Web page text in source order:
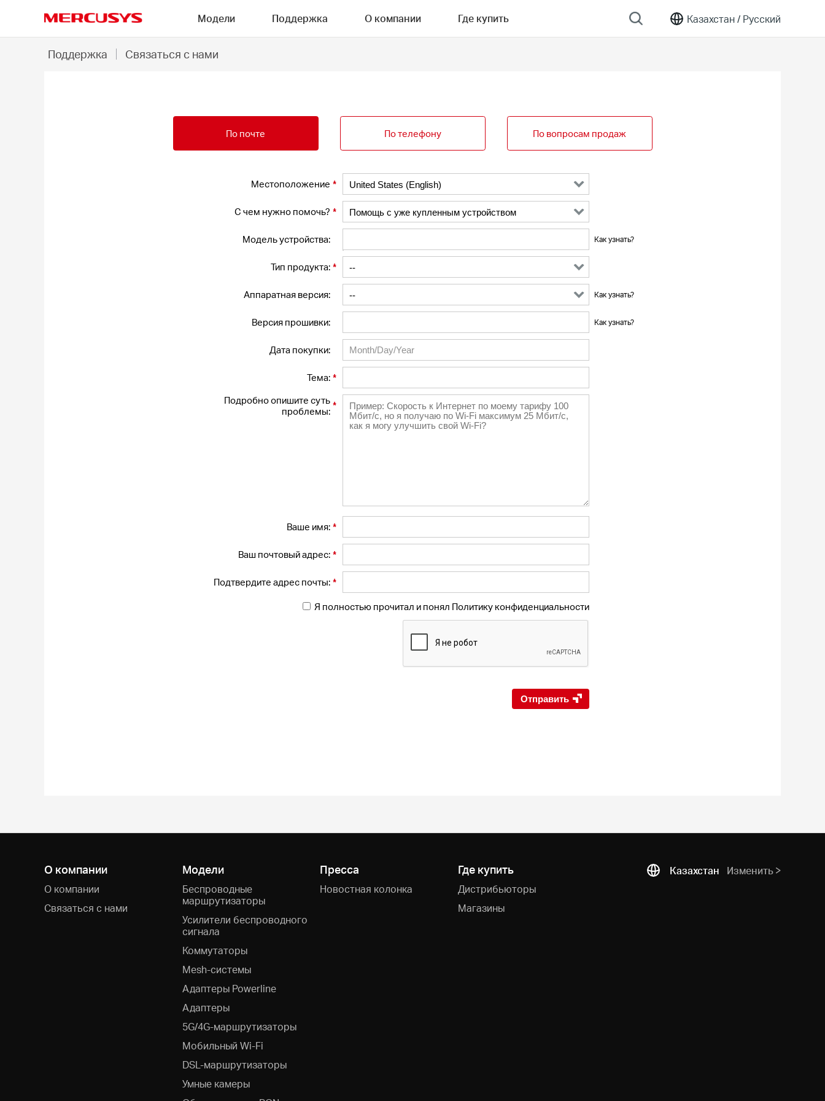
Казахстан / Русский
Модели Поддержка О компании Где купить
сПоддержка Связаться с нами
По почте По телефону По вопросам продаж
Местоположение *
С чем нужно помочь? *
Модель устройства: Как узнать?
Тип продукта: *
Аппаратная версия: Как узнать?
Версия прошивки: Как узнать?
Дата покупки:
Тема: *
Подробно опишите суть
проблемы:
*
Ваше имя: *
Ваш почтовый адрес: *
Подтвердите адрес почты: *
*
Я полностью прочитал и понял Политику конфиденциальности
Отправить
О компании
О компании
Связаться с нами
Модели
Беспроводные
маршрутизаторы
Усилители беспроводного
сигнала
Коммутаторы
Mesh-системы
Адаптеры Powerline
Адаптеры
5G/4G-маршрутизаторы
Мобильный Wi-Fi
DSL-маршрутизаторы
Умные камеры
Пресса
Новостная колонка
Где купить
Дистрибьюторы
Магазины
Казахстан Изменить